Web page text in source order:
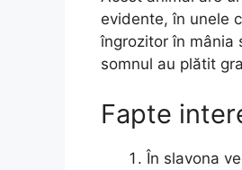
evidente, în unele
îngrozitor în mânia
somnul au plătit
Fapte
În slavona